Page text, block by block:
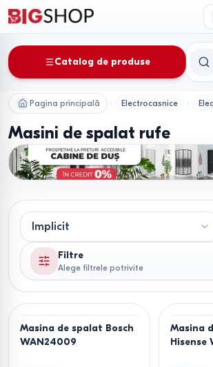
Catalog de produse
Pagina principală Electrocasnice
Masini de spalat rufe
Filtre
Alege filtrele potrivite
Masina de spalat Bosch
WAN24009
Masina
Hisense